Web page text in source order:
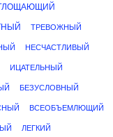
ТРЕВОЖНЫЙ
НЕСЧАСТЛИВЫЙ
ИЦАТЕЛЬНЫЙ
БЕЗУСЛОВНЫЙ
ВСЕОБЪЕМЛЮЩИЙ
ЛЕГКИЙ